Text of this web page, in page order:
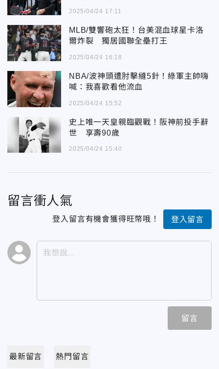
2025/04/24 17:11
MLB/雙響砲太狂！台美混血球星卡洛
爾炸裂 獨居國聯全壘打王
2025/04/24 16:18
NBA/波神頭遭肘擊縫5針！綠軍主帥嗨
喊：我喜歡看他流血
2025/04/24 15:52
史上唯一天皇親臨觀戰！阪神前投手辭
世 享壽90歲
2025/04/24 15:40
留言衝人氣
登入留言有機會獲得旺幣哦！ 登入留言
留言
最新留言 熱門留言